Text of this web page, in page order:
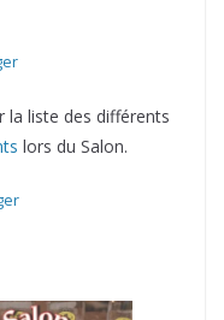
la liste des différents
lors du Salon.